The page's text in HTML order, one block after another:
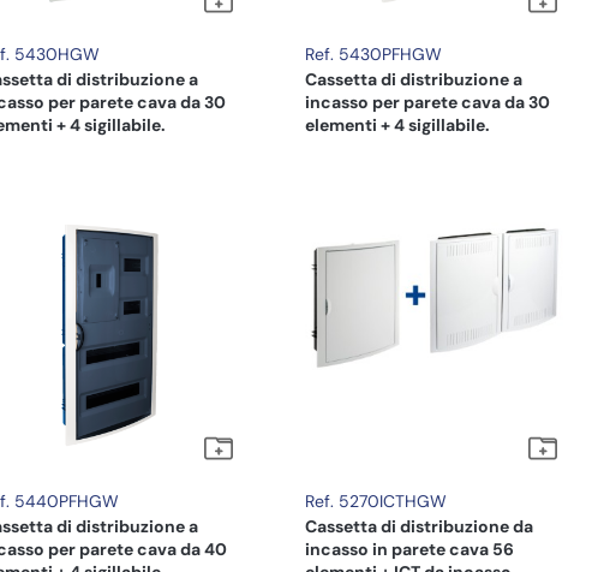
5430HGW
di distribuzione a
per parete cava da 30
+ 4 sigillabile.
Ref. 5430PFHGW
Cassetta di distribuzione a
incasso per parete cava da 30
elementi + 4 sigillabile.
5440PFHGW
di distribuzione a
per parete cava da 40
Ref. 5270ICTHGW
Cassetta di distribuzione da
incasso in parete cava 56